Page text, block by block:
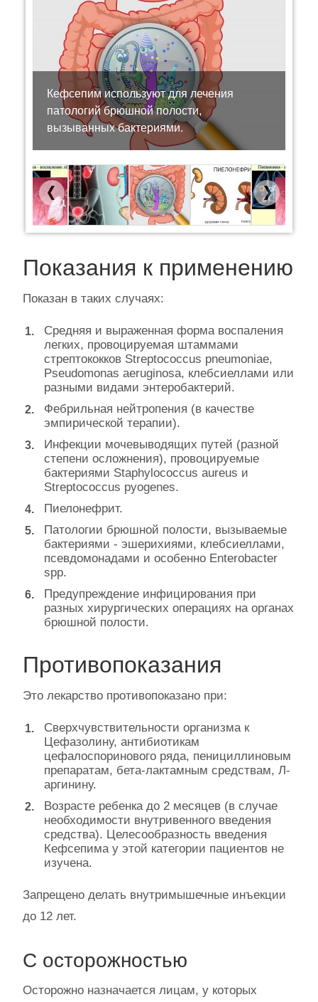
Кефсепим используют для лечения
патологий брюшной полости,
вызыванных бактериями.
Previous Next
Показания к применению
Показан в таких случаях:
Средняя и выраженная форма воспаления
легких, провоцируемая штаммами
стрептококков Streptococcus pneumoniae,
Pseudomonas aeruginosa, клебсиеллами или
разными видами энтеробактерий.
Фебрильная нейтропения (в качестве
эмпирической терапии).
Инфекции мочевыводящих путей (разной
степени осложнения), провоцируемые
бактериями Staphylococcus aureus и
Streptococcus pyogenes.
Пиелонефрит.
Патологии брюшной полости, вызываемые
бактериями - эшерихиями, клебсиеллами,
псевдомонадами и особенно Enterobacter
spp.
Предупреждение инфицирования при
разных хирургических операциях на органах
брюшной полости.
Противопоказания
Это лекарство противопоказано при:
Сверхчувствительности организма к
Цефазолину, антибиотикам
цефалоспоринового ряда, пенициллиновым
препаратам, бета-лактамным средствам, Л-
аргинину.
Возрасте ребенка до 2 месяцев (в случае
необходимости внутривенного введения
средства). Целесообразность введения
Кефсепима у этой категории пациентов не
изучена.
Запрещено делать внутримышечные инъекции
до 12 лет.
С осторожностью
Осторожно назначается лицам, у которых